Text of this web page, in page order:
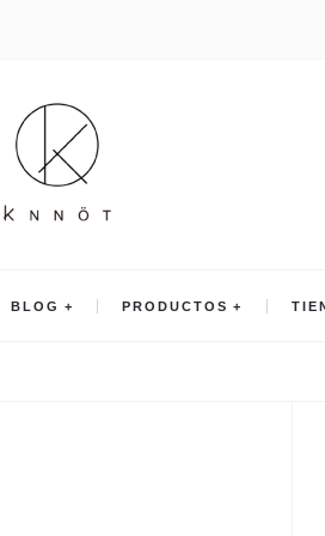
BLOG PRODUCTOS